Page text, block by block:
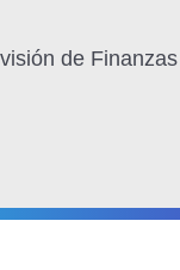
de Finanzas